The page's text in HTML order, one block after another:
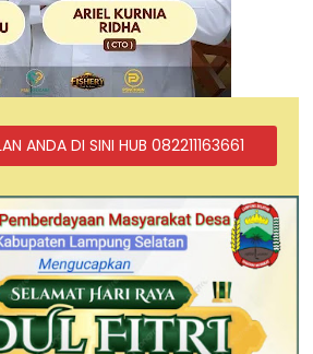
ANDA DI SINI HUB 082211163661